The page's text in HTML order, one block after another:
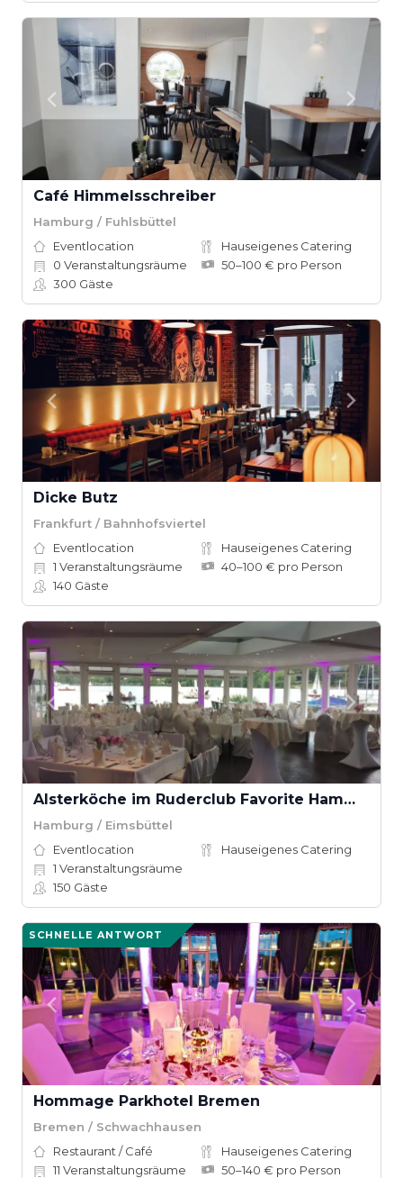
Café Himmelsschreiber
Hamburg / Fuhlsbüttel
Eventlocation
Hauseigenes Catering
0 Veranstaltungsräume
50–100 € pro Person
300 Gäste
Dicke Butz
Frankfurt / Bahnhofsviertel
Eventlocation
Hauseigenes Catering
1 Veranstaltungsräume
40–100 € pro Person
140 Gäste
Alsterköche im Ruderclub Favorite Hammonia
Hamburg / Eimsbüttel
Eventlocation
Hauseigenes Catering
1 Veranstaltungsräume
150 Gäste
SCHNELLE ANTWORT
Hommage Parkhotel Bremen
Bremen / Schwachhausen
Restaurant / Café
Hauseigenes Catering
11 Veranstaltungsräume
50–140 € pro Person